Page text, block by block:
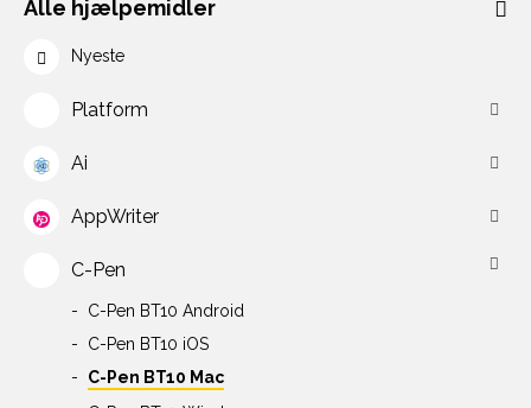
Alle hjælpemidler
Nyeste
Platform
Ai
AppWriter
C-Pen
C-Pen BT10 Android
C-Pen BT10 iOS
C-Pen BT10 Mac